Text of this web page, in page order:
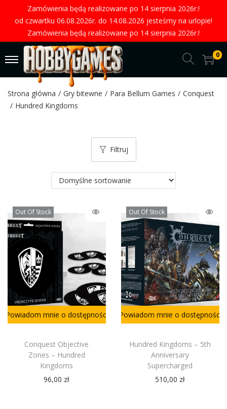
Zamówienia będą realizowane po 14 sierpnia 2026r.!
od czwartku 06.08.2026r. do 14.08.2026 jesteśmy na urlopie!
Zamówienia będą realizowane po 14 sierpnia 2026r.!
0
Strona główna / Gry bitewne / Para Bellum Games / Conquest
/ Hundred Kingdoms
Filtruj
Out Of Stock
Powiadom mnie o dostępności
Conquest Objective
Zones – Hundred
Kingdoms
96,00 zł
Out Of Stock
Powiadom mnie o dostępności
Hundred Kingdoms – 5th
Anniversary
Supercharged
510,00 zł